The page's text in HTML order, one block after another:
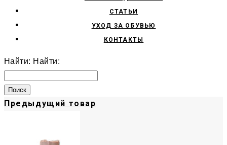
СТАТЬИ
УХОД ЗА ОБУВЬЮ
КОНТАКТЫ
Найти: Найти:
Предыдущий товар